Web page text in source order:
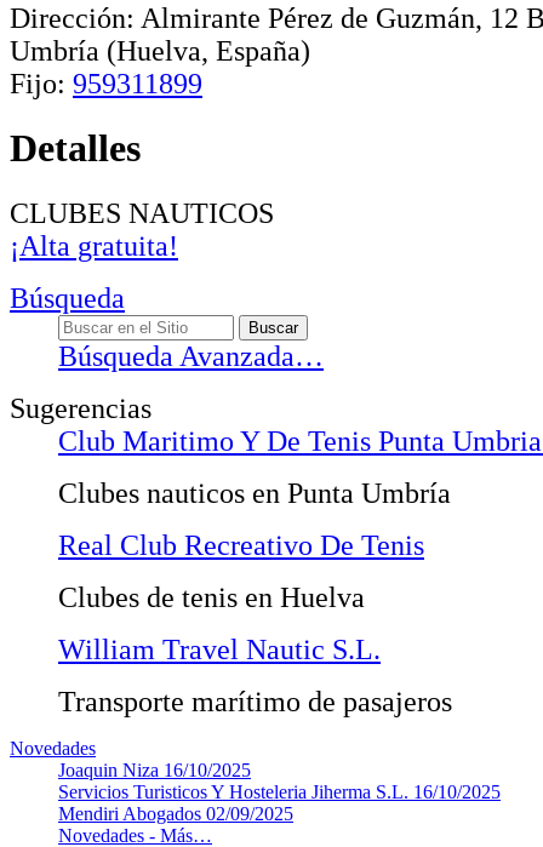
Dirección: Almirante Pérez de Guzmán, 12
Umbría (Huelva, España)
Fijo: 959311899
Detalles
CLUBES NAUTICOS
¡Alta gratuita!
Búsqueda
Búsqueda Avanzada…
Sugerencias
Club Maritimo Y De Tenis Punta
Clubes nauticos en Punta Umbría
Real Club Recreativo De Tenis
Clubes de tenis en Huelva
William Travel Nautic S.L.
Transporte marítimo de pasajeros
Novedades
Joaquin Niza 16/10/2025
Servicios Turisticos Y Hosteleria Jiherma S.L. 16/10/2025
Mendiri Abogados 02/09/2025
Novedades - Más…